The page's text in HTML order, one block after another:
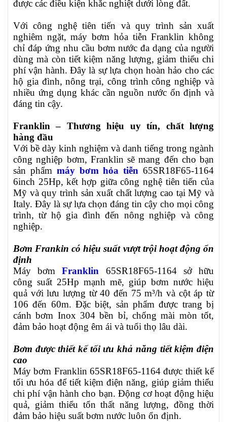
được các điều kiện khắc nghiệt dưới lòng đất.
Với công nghệ tiên tiến và quy trình sản xuất
nghiêm ngặt, máy bơm hỏa tiễn Franklin không
chỉ đáp ứng nhu cầu bơm nước đa dạng của người
dùng mà còn tiết kiệm năng lượng, giảm thiểu chi
phí vận hành. Đây là sự lựa chọn hoàn hảo cho các
hộ gia đình, nông trại, công trình công nghiệp và
nhiều ứng dụng khác cần nguồn nước ổn định và
đáng tin cậy.
Franklin – Thương hiệu uy tín, chất lượng
hàng đầu
Với bề dày kinh nghiệm và danh tiếng trong ngành
công nghiệp bơm, Franklin sẽ mang đến cho bạn
sản phẩm máy bơm hỏa tiễn 65SR18F65-1164
6inch 25Hp, kết hợp giữa công nghệ tiên tiến của
Mỹ và quy trình sản xuất chất lượng cao tại Mỹ và
Italy. Đây là sự lựa chọn đáng tin cậy cho mọi công
trình, từ hộ gia đình đến nông nghiệp và công
nghiệp.
Bơm Frankin có hiệu suất vượt trội hoạt động ổn
định
Máy bơmFranklin 65SR18F65-1164 sở hữu
công suất 25Hp mạnh mẽ, giúp bơm nước hiệu
quả với lưu lượng từ 40 đến 75 m³/h và cột áp từ
106 đến 60m. Đặc biệt, sản phẩm được trang bị
cánh bơm Inox 304 bền bỉ, chống mài mòn tốt,
đảm bảo hoạt động êm ái và tuổi thọ lâu dài.
Bơm được thiết kế tối ưu khả năng tiết kiệm điện
cao
Máy bơm Franklin 65SR18F65-1164 được thiết kế
tối ưu hóa để tiết kiệm điện năng, giúp giảm thiểu
chi phí vận hành cho bạn. Động cơ hoạt động hiệu
quả, giảm thiểu tổn thất năng lượng, đồng thời
đảm bảo hiệu suất bơm nước luôn ổn định.